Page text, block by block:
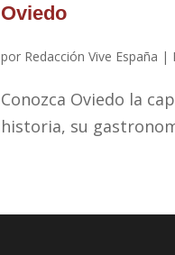
Oviedo
por Redacción Vive España |
Conozca Oviedo la
historia, su